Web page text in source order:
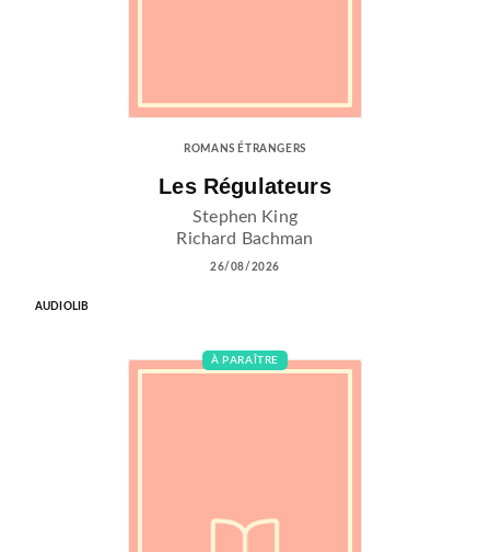
ROMANS ÉTRANGERS
Les Régulateurs
Stephen King
Richard Bachman
26/08/2026
AUDIOLIB
À PARAÎTRE